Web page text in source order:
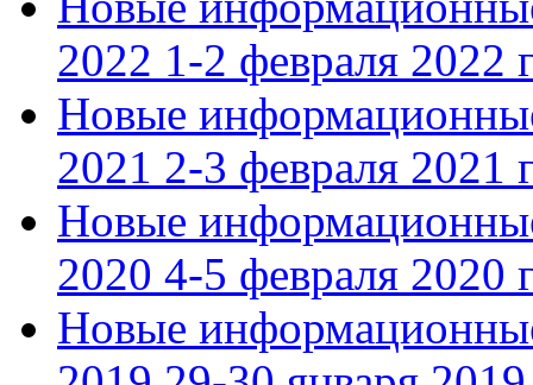
2022 1-2 февраля 2022
Новые
2021 2-3 февраля 2021
Новые
2020 4-5 февраля 2020
Новые